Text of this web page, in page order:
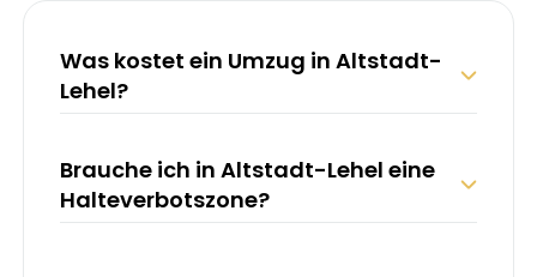
Was kostet ein Umzug in Altstadt-
Lehel?
2 Helfer + LKW (4 Std.) –ab 424 €
3 Helfer + LKW (4 Std.) –
Brauche ich in Altstadt-Lehel eine
Halteverbotszone?